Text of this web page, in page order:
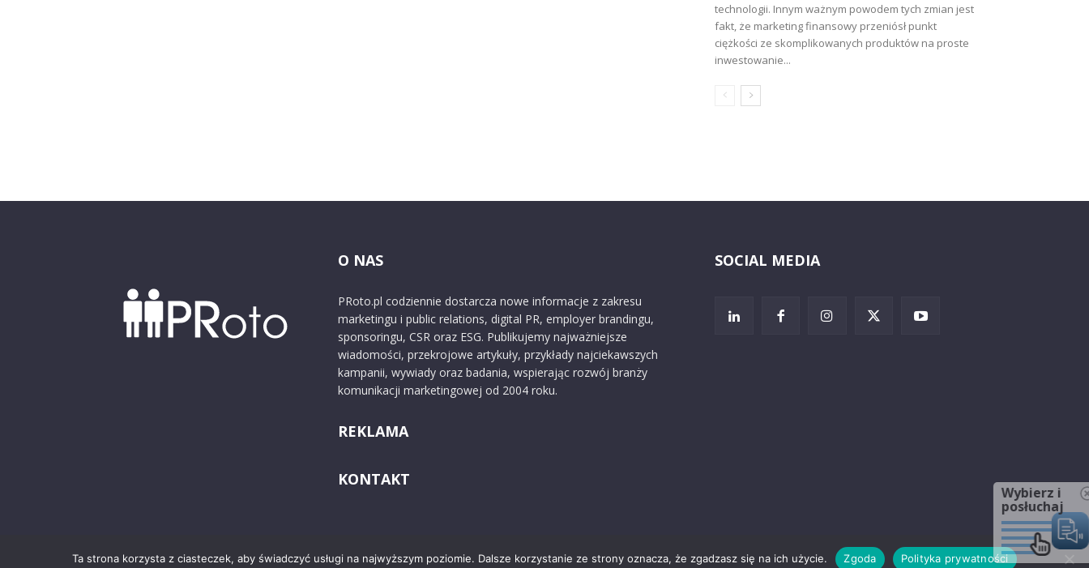
technologii. Innym ważnym powodem tych zmian jest
fakt, że marketing finansowy przeniósł punkt
ciężkości ze skomplikowanych produktów na proste
inwestowanie...
O NAS
PRoto.pl codziennie dostarcza nowe informacje z zakresu
marketingu i public relations, digital PR, employer brandingu,
sponsoringu, CSR oraz ESG. Publikujemy najważniejsze
wiadomości, przekrojowe artykuły, przykłady najciekawszych
kampanii, wywiady oraz badania, wspierając rozwój branży
komunikacji marketingowej od 2004 roku.
REKLAMA
KONTAKT
SOCIAL MEDIA
Ta strona korzysta z ciasteczek, aby świadczyć usługi na najwyższym poziomie. Dalsze korzystanie ze strony oznacza, że zgadzasz się na ich użycie. Zgoda Polityka prywatności
Wybierz i
posłuchaj